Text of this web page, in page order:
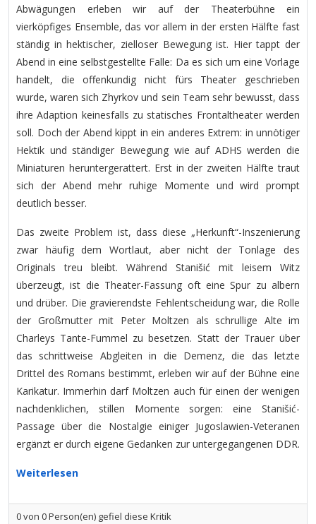
Abwägungen erleben wir auf der Theaterbühne ein
vierköpfiges Ensemble, das vor allem in der ersten Hälfte fast
ständig in hektischer, zielloser Bewegung ist. Hier tappt der
Abend in eine selbstgestellte Falle: Da es sich um eine Vorlage
handelt, die offenkundig nicht fürs Theater geschrieben
wurde, waren sich Zhyrkov und sein Team sehr bewusst, dass
ihre Adaption keinesfalls zu statisches Frontaltheater werden
soll. Doch der Abend kippt in ein anderes Extrem: in unnötiger
Hektik und ständiger Bewegung wie auf ADHS werden die
Miniaturen heruntergerattert. Erst in der zweiten Hälfte traut
sich der Abend mehr ruhige Momente und wird prompt
deutlich besser.
Das zweite Problem ist, dass diese „Herkunft“-Inszenierung
zwar häufig dem Wortlaut, aber nicht der Tonlage des
Originals treu bleibt. Während Stanišić mit leisem Witz
überzeugt, ist die Theater-Fassung oft eine Spur zu albern
und drüber. Die gravierendste Fehlentscheidung war, die Rolle
der Großmutter mit Peter Moltzen als schrullige Alte im
Charleys Tante-Fummel zu besetzen. Statt der Trauer über
das schrittweise Abgleiten in die Demenz, die das letzte
Drittel des Romans bestimmt, erleben wir auf der Bühne eine
Karikatur. Immerhin darf Moltzen auch für einen der wenigen
nachdenklichen, stillen Momente sorgen: eine Stanišić-
Passage über die Nostalgie einiger Jugoslawien-Veteranen
ergänzt er durch eigene Gedanken zur untergegangenen DDR.
Weiterlesen
0von 0Person(en) gefiel diese Kritik